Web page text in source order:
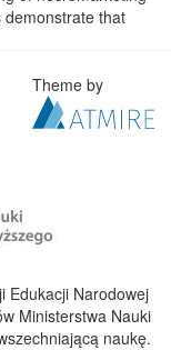
demonstrate that
Theme by
Edukacji Narodowej
Ministerstwa Nauki
naukę.